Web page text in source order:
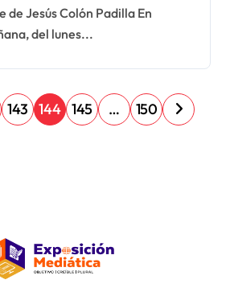
del lunes...
143 144 145 … 150